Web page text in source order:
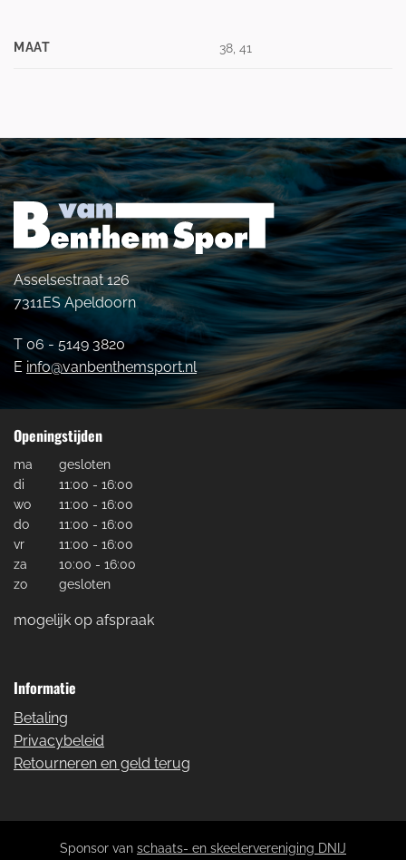
MAAT 38, 41
Asselsestraat 126
7311ES Apeldoorn
T 06 - 5149 3820
E info@vanbenthemsport.nl
Openingstijden
ma
gesloten
di
11:00 - 16:00
wo
11:00 - 16:00
do
11:00 - 16:00
vr
11:00 - 16:00
za
10:00 - 16:00
zo
gesloten
mogelijk op afspraak
Informatie
Betaling
Privacybeleid
Retourneren en geld terug
Sponsor van schaats- en skeelervereniging DNIJ